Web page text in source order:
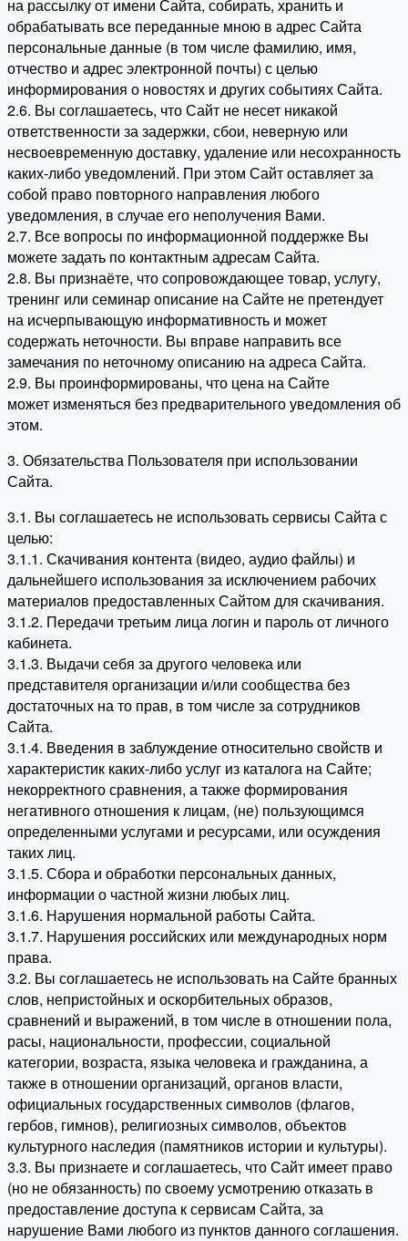
на рассылку от имени Сайта, собирать, хранить и
обрабатывать все переданные мною в адрес Сайта
персональные данные (в том числе фамилию, имя,
отчество и адрес электронной почты) с целью
информирования о новостях и других событиях Сайта.
2.6. Вы соглашаетесь, что Сайт не несет никакой
ответственности за задержки, сбои, неверную или
несвоевременную доставку, удаление или несохранность
каких-либо уведомлений. При этом Сайт оставляет за
собой право повторного направления любого
уведомления, в случае его неполучения Вами.
2.7. Все вопросы по информационной поддержке Вы
можете задать по контактным адресам Сайта.
2.8. Вы признаёте, что сопровождающее товар, услугу,
тренинг или семинар описание на Сайте не претендует
на исчерпывающую информативность и может
содержать неточности. Вы вправе направить все
замечания по неточному описанию на адреса Сайта.
2.9. Вы проинформированы, что цена на Сайте
может изменяться без предварительного уведомления об
этом.
3. Обязательства Пользователя при использовании
Сайта.
3.1. Вы соглашаетесь не использовать сервисы Сайта с
целью:
3.1.1. Скачивания контента (видео, аудио файлы) и
дальнейшего использования за исключением рабочих
материалов предоставленных Сайтом для скачивания.
3.1.2. Передачи третьим лица логин и пароль от личного
кабинета.
3.1.3. Выдачи себя за другого человека или
представителя организации и/или сообщества без
достаточных на то прав, в том числе за сотрудников
Сайта.
3.1.4. Введения в заблуждение относительно свойств и
характеристик каких-либо услуг из каталога на Сайте;
некорректного сравнения, а также формирования
негативного отношения к лицам, (не) пользующимся
определенными услугами и ресурсами, или осуждения
таких лиц.
3.1.5. Сбора и обработки персональных данных,
информации о частной жизни любых лиц.
3.1.6. Нарушения нормальной работы Сайта.
3.1.7. Нарушения российских или международных норм
права.
3.2. Вы соглашаетесь не использовать на Сайте бранных
слов, непристойных и оскорбительных образов,
сравнений и выражений, в том числе в отношении пола,
расы, национальности, профессии, социальной
категории, возраста, языка человека и гражданина, а
также в отношении организаций, органов власти,
официальных государственных символов (флагов,
гербов, гимнов), религиозных символов, объектов
культурного наследия (памятников истории и культуры).
3.3. Вы признаете и соглашаетесь, что Сайт имеет право
(но не обязанность) по своему усмотрению отказать в
предоставление доступа к сервисам Сайта, за
нарушение Вами любого из пунктов данного соглашения.